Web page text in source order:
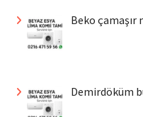
Beko çamaşır
Demirdöküm